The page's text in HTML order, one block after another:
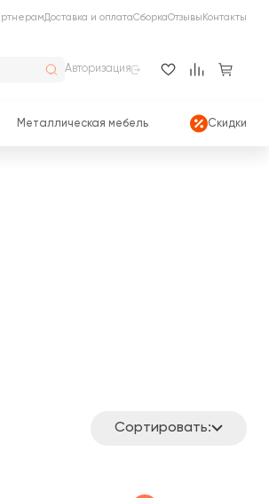
Доставка и оплатаСборкаОтзывы Контакты
Авторизация
Металлическая мебель Скидки
Сортировать: